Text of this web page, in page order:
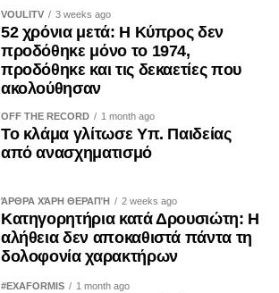
VOULITV 3 weeks ago
52 χρόνια μετά: Η Κύπρος δεν
προδόθηκε μόνο το 1974,
προδόθηκε και τις δεκαετίες που
ακολούθησαν
OFF THE RECORD 1 month ago
Το κλάμα γλίτωσε Υπ. Παιδείας
από ανασχηματισμό
ΆΡΘΡΑ ΧΆΡΗ ΘΕΡΑΠΉ 2 weeks ago
Κατηγορητήρια κατά Δρουσιώτη: Η
αλήθεια δεν αποκαθιστά πάντα τη
δολοφονία χαρακτήρων
#EXAFORMIS 1 month ago